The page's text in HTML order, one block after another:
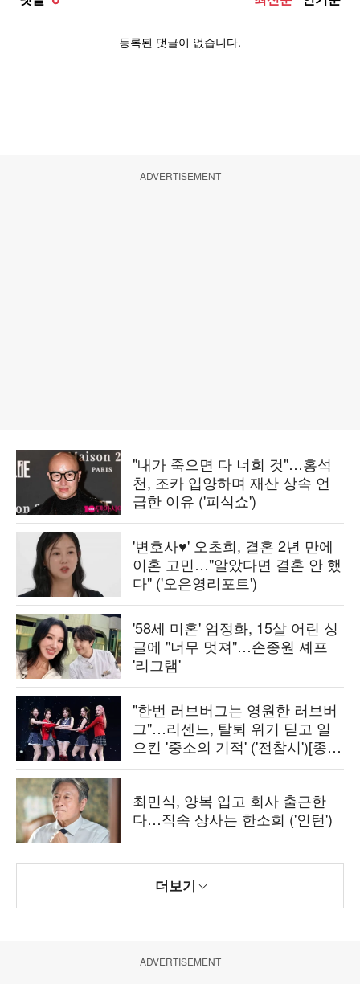
ADVERTISEMENT
"내가 죽으면 다 너희 것"…홍석
천, 조카 입양하며 재산 상속 언
급한 이유 ('피식쇼')
'변호사♥' 오초희, 결혼 2년 만에
이혼 고민…"알았다면 결혼 안 했
다" ('오은영리포트')
'58세 미혼' 엄정화, 15살 어린 싱
글에 "너무 멋져"…손종원 셰프
'리그램'
"한번 러브버그는 영원한 러브버
그"…리센느, 탈퇴 위기 딛고 일
으킨 '중소의 기적' ('전참시')[종
합]
최민식, 양복 입고 회사 출근한
다…직속 상사는 한소희 ('인턴')
더보기
ADVERTISEMENT